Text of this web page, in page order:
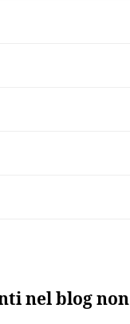
nel blog non